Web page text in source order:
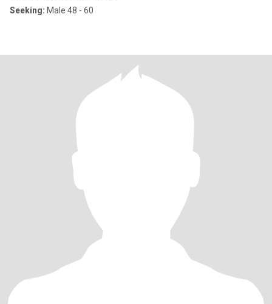
Seeking: Male 48 - 60